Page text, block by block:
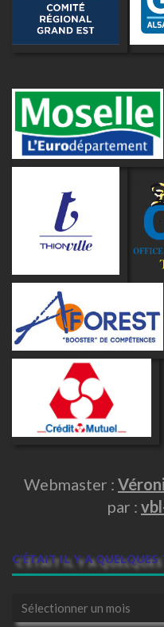
Webmaster :
par :
C’ÉTAIT IL Y A